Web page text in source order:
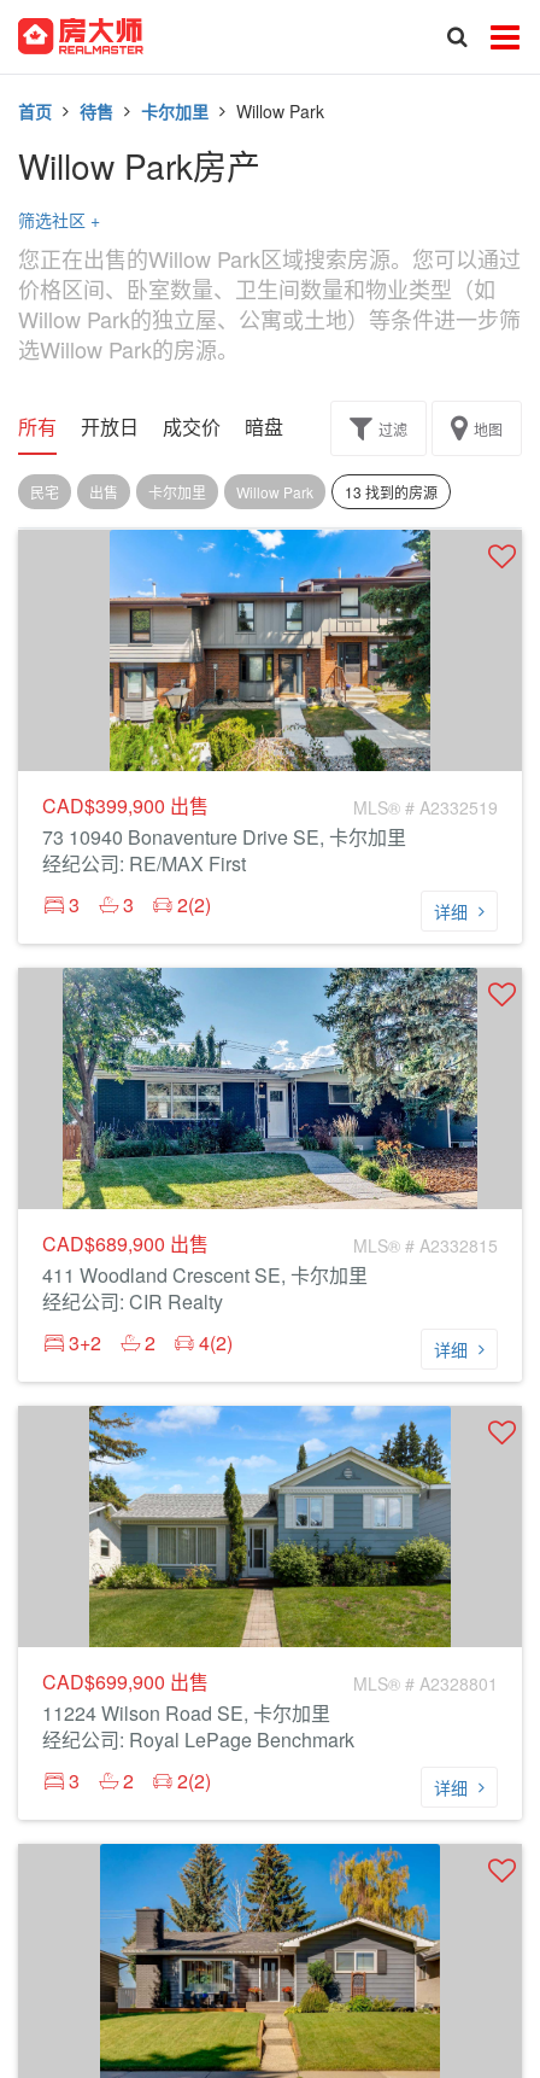
首页 待售 卡尔加里 Willow Park
Willow Park房产
筛选社区 +
您正在出售的Willow Park区域搜索房源。您可以通过
价格区间、卧室数量、卫生间数量和物业类型（如
Willow Park的独立屋、公寓或土地）等条件进一步筛
选Willow Park的房源。
所有 开放日 成交价 暗盘 楼花转让过滤 地图
民宅 出售 卡尔加里 Willow Park 13 找到的房源
CAD$399,900 出售 MLS® # A2332519
73 10940 Bonaventure Drive SE, 卡尔加里
经纪公司: RE/MAX First
3
3 2(2) 详细
CAD$689,900 出售 MLS® # A2332815
411 Woodland Crescent SE, 卡尔加里
经纪公司: CIR Realty
3+2
2 4(2) 详细
CAD$699,900 出售 MLS® # A2328801
11224 Wilson Road SE, 卡尔加里
经纪公司: Royal LePage Benchmark
3
2 2(2) 详细